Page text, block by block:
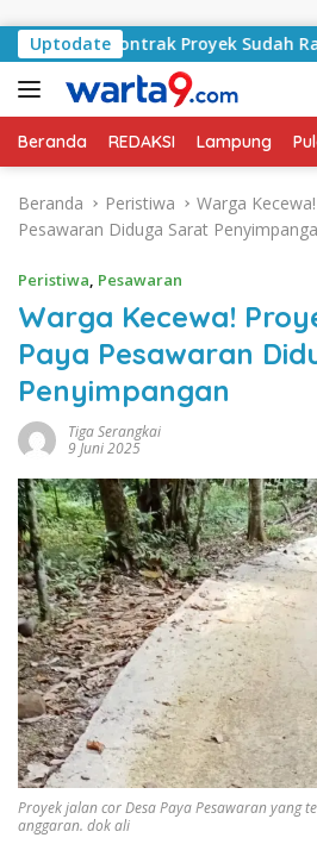
Uptodate
Kontrak Proyek Sudah Rampung
Beranda REDAKSI Lampung
Beranda Peristiwa
Warga
Pesawaran Diduga Sarat
Peristiwa, Pesawaran
Warga Kecewa!
Paya Pesawaran
Penyimpangan
Tiga Serangkai
9 Juni 2025
Proyek jalan cor Desa Paya Pesawaran yang
anggaran. dok ali